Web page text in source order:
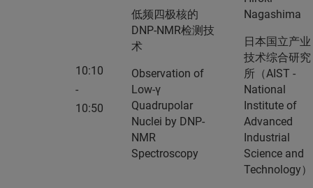
10:10
-
10:50
低频四极核的
DNP-NMR检测技
术
Observation of
Low‐γ
Quadrupolar
Nuclei by DNP-
NMR
Spectroscopy
Nagashima
日本国立产业
技术综合研究
所（AIST -
National
Institute of
Advanced
Industrial
Science and
Technology）